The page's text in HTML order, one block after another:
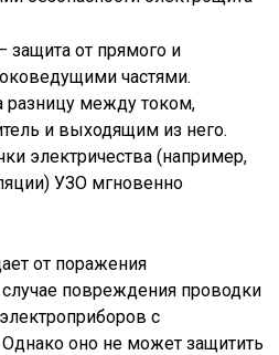
защита от прямого и
частями.
разницу между током,
и выходящим из него.
электричества (например,
УЗО мгновенно
от поражения
повреждения проводки
с
оно не может защитить